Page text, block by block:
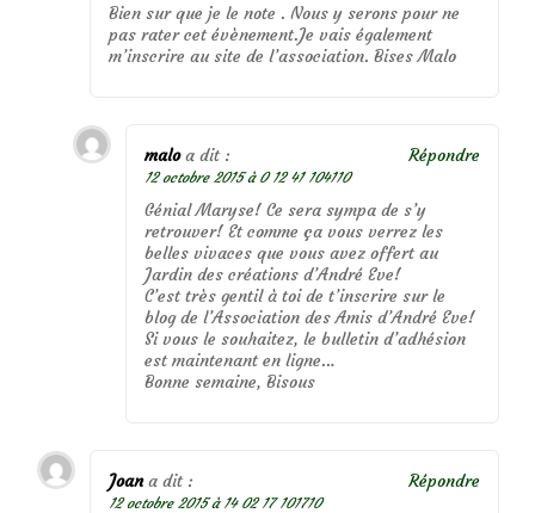
Bien sur que je le note . Nous y serons pour ne
pas rater cet évènement.Je vais également
m’inscrire au site de l’association. Bises Malo
malo a dit :
12 octobre 2015 à 0 12 41 104110
Génial Maryse! Ce sera sympa de s’y
retrouver! Et comme ça vous verrez les
belles vivaces que vous avez offert au
Jardin des créations d’André Eve!
C’est très gentil à toi de t’inscrire sur le
blog de l’Association des Amis d’André Eve!
Si vous le souhaitez, le bulletin d’adhésion
est maintenant en ligne…
Bonne semaine, Bisous
Répondre
Joan a dit :
12 octobre 2015 à 14 02 17 101710
Répondre